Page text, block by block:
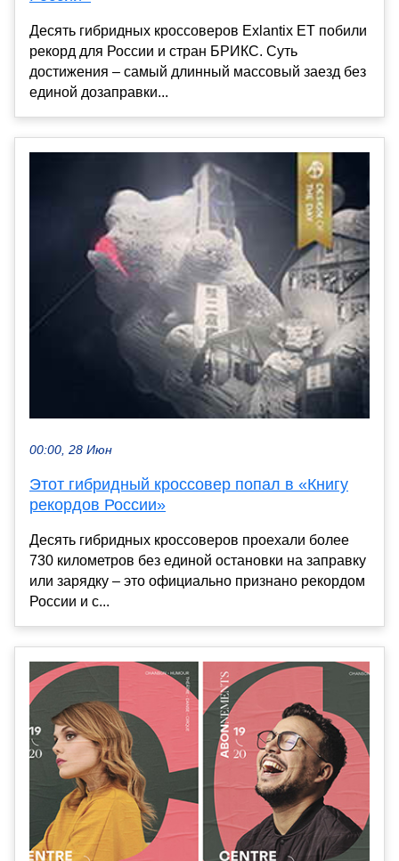
Десять гибридных кроссоверов Exlantix ET побили
рекорд для России и стран БРИКС. Суть
достижения – самый длинный массовый заезд без
единой дозаправки...
00:00, 28 Июн
Этот гибридный кроссовер попал в «Книгу
рекордов России»
Десять гибридных кроссоверов проехали более
730 километров без единой остановки на заправку
или зарядку – это официально признано рекордом
России и с...